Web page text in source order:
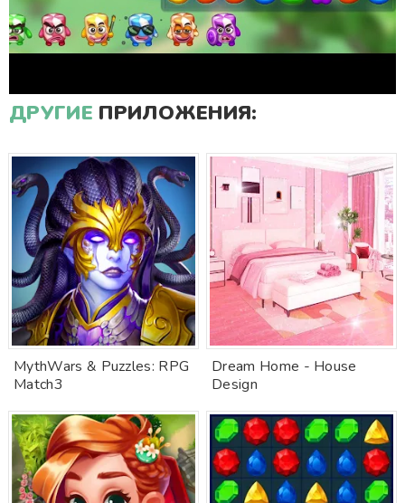
ДРУГИЕ ПРИЛОЖЕНИЯ:
MythWars & Puzzles: RPG
Match3
Dream Home - House
Design